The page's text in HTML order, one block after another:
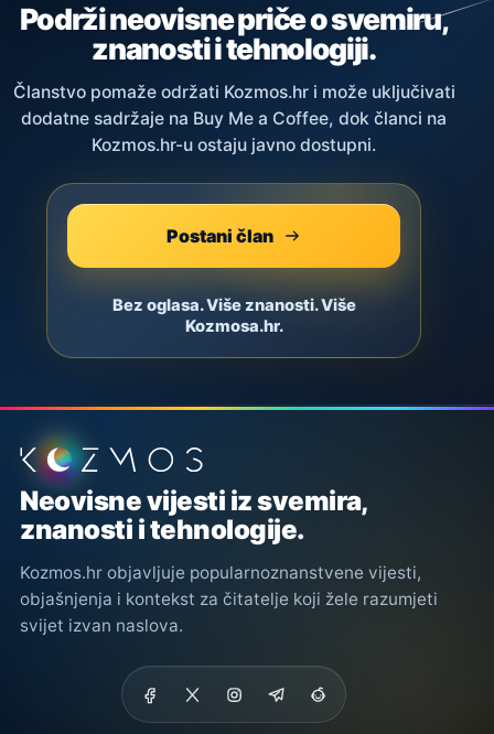
Podrži neovisne priče o svemiru,
znanosti i tehnologiji.
Članstvo pomaže održati Kozmos.hr i može uključivati
dodatne sadržaje na Buy Me a Coffee, dok članci na
Kozmos.hr-u ostaju javno dostupni.
Postani član
Bez oglasa. Više znanosti. Više
Kozmosa.hr.
Podnožje stranice
Neovisne vijesti iz svemira,
znanosti i tehnologije.
Kozmos.hr objavljuje popularnoznanstvene vijesti,
objašnjenja i kontekst za čitatelje koji žele razumjeti
svijet izvan naslova.